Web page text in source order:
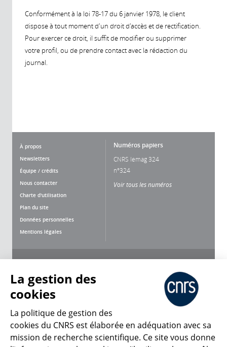
Conformément à la loi 78-17 du 6 janvier 1978, le client
dispose à tout moment d'un droit d'accès et de rectification.
Pour exercer ce droit, il suffit de modifier ou supprimer
votre profil, ou de prendre contact avec la rédaction du
journal.
À propos
Newsletters
Équipe / crédits
Nous contacter
Charte d'utilisation
Plan du site
Données personnelles
Mentions légales
Numéros papiers
CNRS lemag 324
n°324
Voir tous les numéros
CNRS Le Mag
La gestion des
cookies
La politique de gestion des
cookies du CNRS est élaborée en adéquation avec sa
mission de recherche scientifique. Ce site vous donne